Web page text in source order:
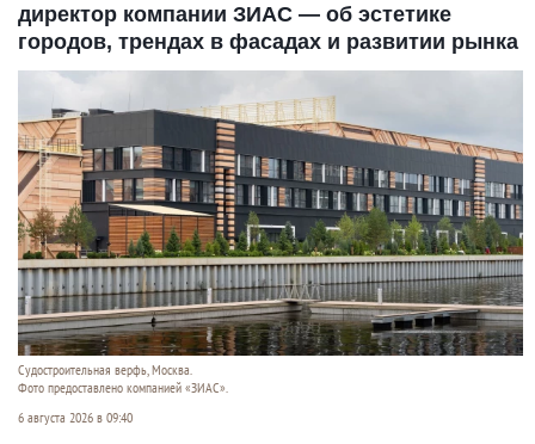
директор компании ЗИАС — об эстетике
городов, трендах в фасадах и развитии рынка
Судостроитель­ная верфь, Москва.
Фото предоставлено компанией «ЗИАС».
6 августа 2026 в 09:40